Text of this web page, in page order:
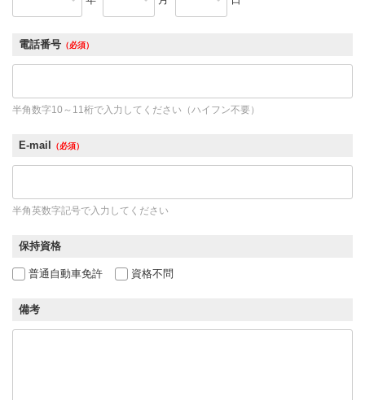
電話番号 （必須）
半角数字10～11桁で入力してください（ハイフン不要）
E-mail （必須）
半角英数字記号で入力してください
保持資格
普通自動車免許 資格不問
備考